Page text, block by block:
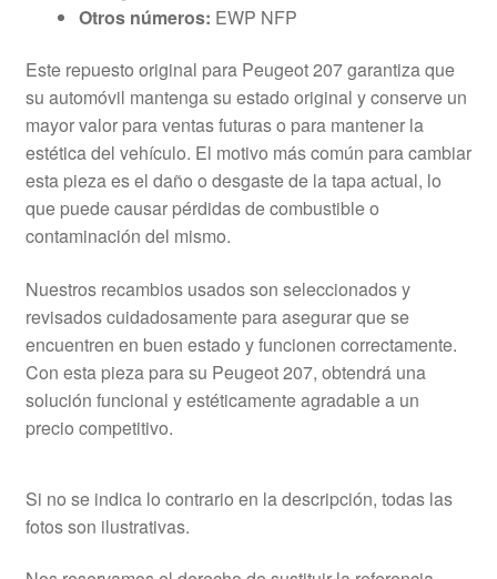
Otros números: EWP NFP
Este repuesto original para Peugeot 207 garantiza que
su automóvil mantenga su estado original y conserve un
mayor valor para ventas futuras o para mantener la
estética del vehículo. El motivo más común para cambiar
esta pieza es el daño o desgaste de la tapa actual, lo
que puede causar pérdidas de combustible o
contaminación del mismo.
Nuestros recambios usados son seleccionados y
revisados cuidadosamente para asegurar que se
encuentren en buen estado y funcionen correctamente.
Con esta pieza para su Peugeot 207, obtendrá una
solución funcional y estéticamente agradable a un
precio competitivo.
Si no se indica lo contrario en la descripción, todas las
fotos son ilustrativas.